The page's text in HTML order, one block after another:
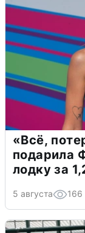
«Всё,
подарила
лодку за
5 августа 166